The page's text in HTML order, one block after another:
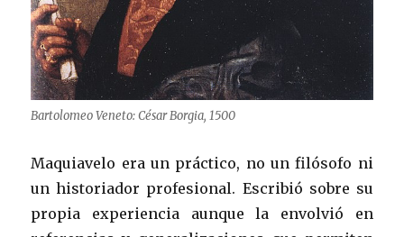
Bartolomeo Veneto: César Borgia, 1500
Maquiavelo era un práctico, no un filósofo ni
un historiador profesional. Escribió sobre su
propia experiencia aunque la envolvió en